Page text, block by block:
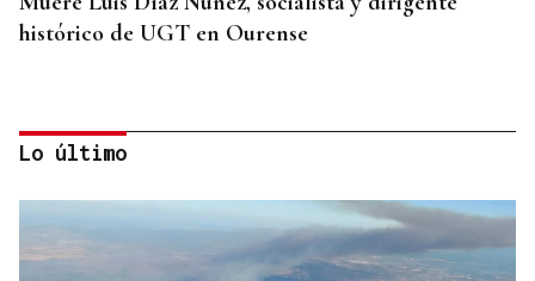
histórico de UGT en Ourense
Lo último